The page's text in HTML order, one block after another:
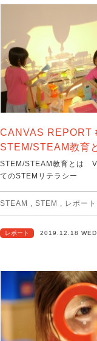
CANVAS REPORT
STEM/STEAM教育
STEM/STEAM教育とは
てのSTEMリテラシー
STEAM , STEM , レポート
レポート 2019.12.18 WED